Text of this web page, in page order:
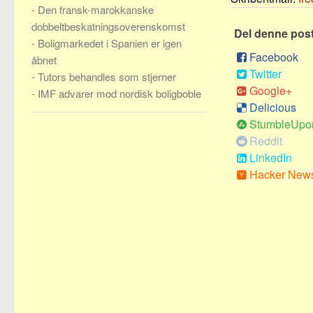
Del denne
Facebook
Twitter
Google+
Delicious
Reddit
LinkedIn
Hacker
- Den fransk-marokkanske
dobbeltbeskatningsoverenskomst
- Boligmarkedet i Spanien er igen
åbnet
-Tutors behandles som stjerner
- IMF advarer mod nordisk boligboble